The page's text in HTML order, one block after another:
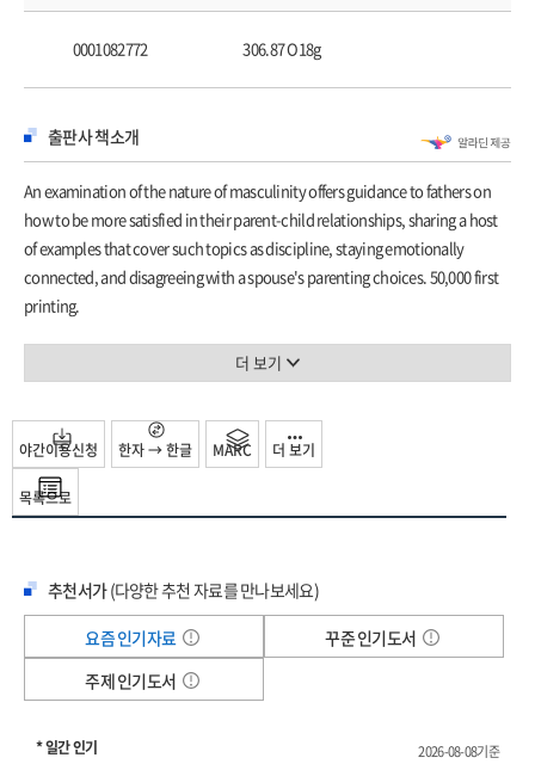
0001082772 306.87 O18g
출판사 책소개
An examination of the nature of masculinity offers guidance to fathers on
how to be more satisfied in their parent-child relationships, sharing a host
of examples that cover such topics as discipline, staying emotionally
connected, and disagreeing with a spouse's parenting choices. 50,000 first
printing.
더 보기
목록으로
야간이용신청 한자 → 한글 MARC 더 보기
추천서가(다양한 추천 자료를 만나보세요)
요즘 인기자료
꾸준 인기도서
주제 인기도서
* 일간 인기
2026-08-08기준